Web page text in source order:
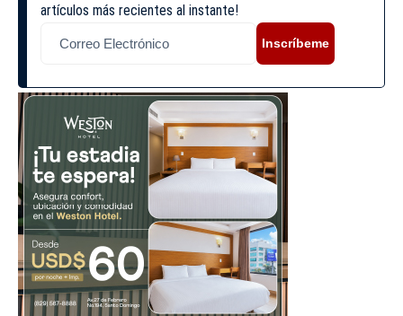
artículos más recientes al instante!
Inscríbeme